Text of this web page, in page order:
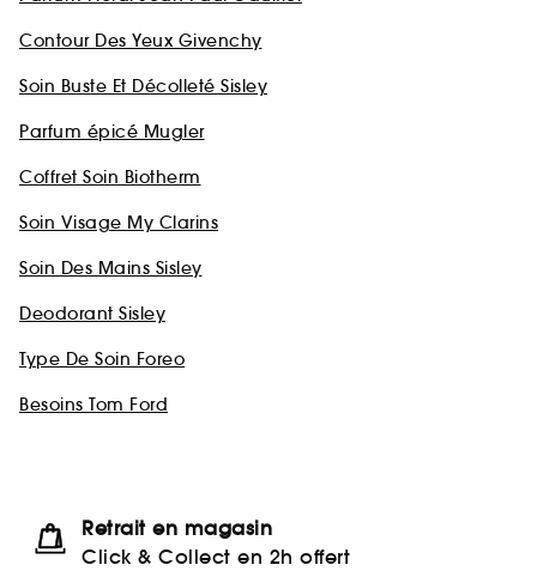
Contour Des Yeux Givenchy
Soin Buste Et Décolleté Sisley
Parfum épicé Mugler
Coffret Soin Biotherm
Soin Visage My Clarins
Soin Des Mains Sisley
Deodorant Sisley
Type De Soin Foreo
Besoins Tom Ford
Retrait en magasin
Click & Collect en 2h offert